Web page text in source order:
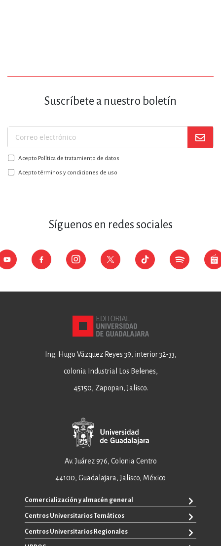
Suscríbete a nuestro boletín
Suscríbase
a
nuestro
boletín:
Acepto Política de tratamiento de datos
Acepto términos y condiciones de uso
Síguenos en redes sociales
Ing. Hugo Vázquez Reyes 39, interior 32-33,
colonia Industrial Los Belenes,
45150, Zapopan, Jalisco.
Av. Juárez 976, Colonia Centro
44100, Guadalajara, Jalisco, México
Comercialización y almacén general
+52 33 3640 6326
+52 33 3640 4595
Centros Universitarios Temáticos
CUAAD
Centros Universitarios Regionales